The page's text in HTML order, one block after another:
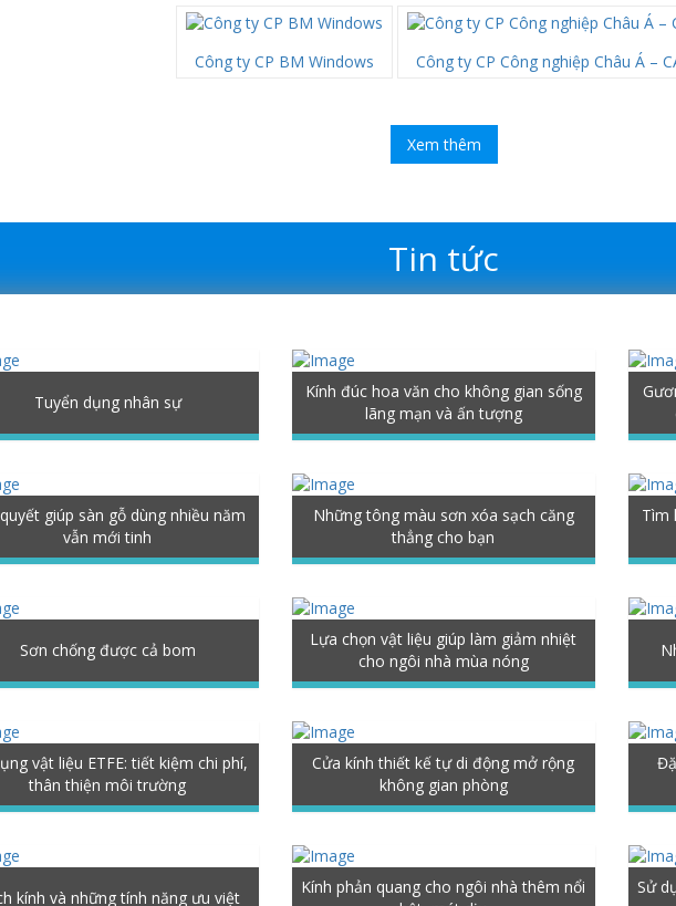
Công ty CP BM Windows Công ty CP Công nghiệp Châu Á –
Xem thêm
Tin tức
Tuyển dụng nhân sự
Kính đúc hoa văn cho không gian sống
lãng mạn và ấn tượng
giúp sàn gỗ dùng nhiều năm
vẫn mới tinh
Những tông màu sơn xóa sạch căng
thẳng cho bạn
Tìm
Sơn chống được cả bom
Lựa chọn vật liệu giúp làm giảm nhiệt
cho ngôi nhà mùa nóng
vật liệu ETFE: tiết kiệm chi phí,
thân thiện môi trường
Cửa kính thiết kế tự di động mở rộng
không gian phòng
kính và những tính năng ưu việt
Kính phản quang cho ngôi nhà thêm nổi
Sử